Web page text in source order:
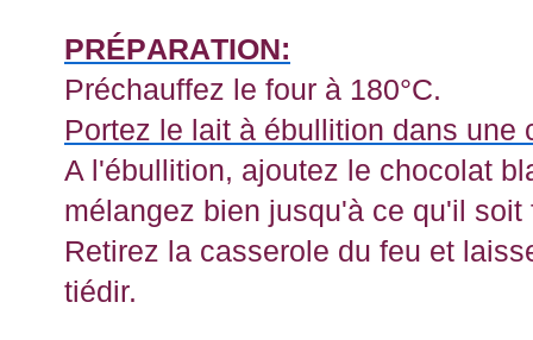
PRÉPARATION:
Préchauffez le four à 180°C.
Portez le lait à ébullition dans une
A l'ébullition, ajoutez le chocolat
mélangez bien jusqu'à ce qu'il soit
Retirez la casserole du feu et
tiédir.